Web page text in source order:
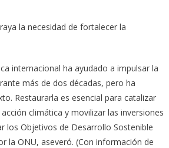
la necesidad de fortalecer la
internacional ha ayudado a impulsar la
más de dos décadas, pero ha
Restaurarla es esencial para catalizar
climática y movilizar las inversiones
los Objetivos de Desarrollo Sostenible
la ONU, aseveró. (Con información de